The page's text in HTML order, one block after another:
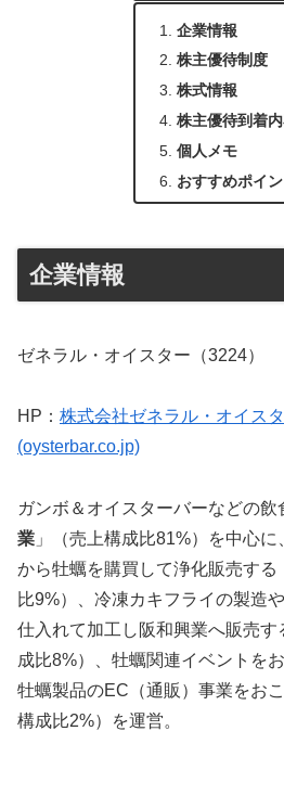
企業情報
株主優待制度
株式情報
株主優待到着
個人メモ
おすすめポイン
企業情報
ゼネラル・オイスター（3224）
HP： 株式会社ゼネラル・オイス
(oysterbar.co.jp)
ガンボ＆オイスターバーなどの飲
業 」（売上構成比81%）を中心
から牡蠣を購買して浄化販売する
比9%）、冷凍カキフライの製造
仕入れて加工し阪和興業へ販売す
成比8%）、牡蠣関連イベントを
牡蠣製品のEC（通販）事業をおこ
構成比2%）を運営。